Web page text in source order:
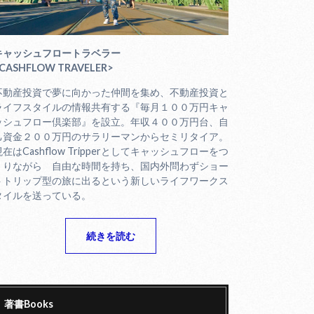
ャッシュフロートラベラー
TRAVELER>
動産投資で夢に向かった仲間を集め、不動産投資と
イフスタイルの情報共有する『毎月１００万円キャ
シュフロー倶楽部』を設立。年収４００万円台、自
資金２００万円のサラリーマンからセミリタイア。
在はCashflow Tripperとしてキャッシュフローをつ
りながら 自由な時間を持ち、国内外問わずショー
トリップ型の旅に出るという新しいライフワークス
イルを送っている。
続きを読む
著書Books